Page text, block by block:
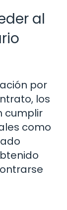
al
por
los
cumplir
como